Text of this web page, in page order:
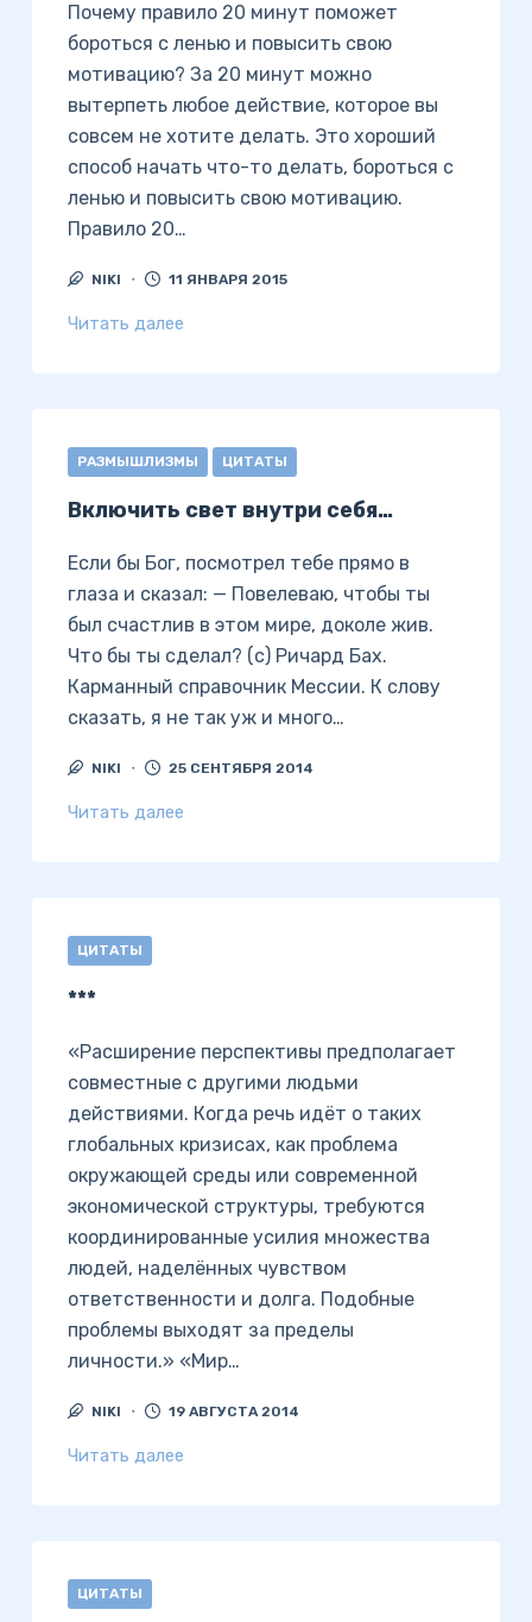
Почему правило 20 минут поможет
бороться с ленью и повысить свою
мотивацию? За 20 минут можно
вытерпеть любое действие, которое вы
совсем не хотите делать. Это хороший
способ начать что-то делать, бороться с
ленью и повысить свою мотивацию.
Правило 20…
NIKI 11 ЯНВАРЯ 2015
Читать далее
РАЗМЫШЛИЗМЫ ЦИТАТЫ
Включить свет внутри себя…
Если бы Бог, посмотрел тебе прямо в
глаза и сказал: — Повелеваю, чтобы ты
был счастлив в этом мире, доколе жив.
Что бы ты сделал? (с) Ричард Бах.
Карманный справочник Мессии. К слову
сказать, я не так уж и много…
NIKI 25 СЕНТЯБРЯ 2014
Читать далее
ЦИТАТЫ
***
«Расширение перспективы предполагает
совместные с другими людьми
действиями. Когда речь идёт о таких
глобальных кризисах, как проблема
окружающей среды или современной
экономической структуры, требуются
координированные усилия множества
людей, наделённых чувством
ответственности и долга. Подобные
проблемы выходят за пределы
личности.» «Мир…
NIKI 19 АВГУСТА 2014
Читать далее
ЦИТАТЫ